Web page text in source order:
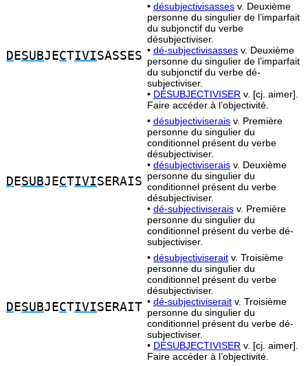
D ESUBJECTIVISASSES
• désubjectivisasses v. Deuxième
personne du singulier de l’imparfait
du subjonctif du verbe
désubjectiviser.
• dé-subjectivisasses v. Deuxième
personne du singulier de l’imparfait
du subjonctif du verbe dé-
subjectiviser.
• DÉSUBJECTIVISER v. [cj. aimer].
Faire accéder à l’objectivité.
D ESUBJECTIVISERAIS
• désubjectiviserais v. Première
personne du singulier du
conditionnel présent du verbe
désubjectiviser.
• désubjectiviserais v. Deuxième
personne du singulier du
conditionnel présent du verbe
désubjectiviser.
• dé-subjectiviserais v. Première
personne du singulier du
conditionnel présent du verbe dé-
subjectiviser.
D ESUBJECTIVISERAIT
• désubjectiviserait v. Troisième
personne du singulier du
conditionnel présent du verbe
désubjectiviser.
• dé-subjectiviserait v. Troisième
personne du singulier du
conditionnel présent du verbe dé-
subjectiviser.
• DÉSUBJECTIVISER v. [cj. aimer].
Faire accéder à l’objectivité.